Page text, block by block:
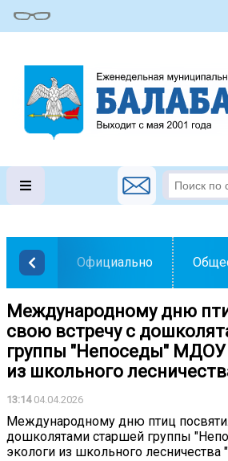
Официально
Международному дню
свою встречу с
группы "Непоседы"
из школьного
13:1404.04.2026
Международному дню птиц
дошколятами старшей группы
экологи из школьного лесничества